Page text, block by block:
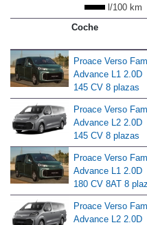
l/100 km
Coche
Proace Verso
Advance L1 2.0D
145 CV 8 plazas
Proace Verso
Advance L2 2.0D
145 CV 8 plazas
Proace Verso
Advance L1 2.0D
180 CV 8AT 8
Proace Verso
Advance L2 2.0D